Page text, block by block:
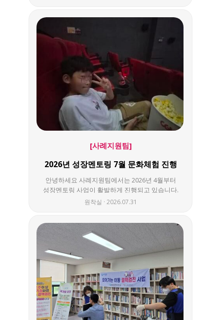
인재활협회가 지원하고 있습니다. 총 18명(9팀)이
성장멘토링 활동에 참여하고 있으며, 멘티-멘토별
로 건강관리, 학습지원이 다르게 진행됩니다. 7월
에 멘티들은 어떤 활동에 참여하고 있을까요? 함
께 보시죠!! gogo 다양한 장소에서 멘티에게 맞는
활동을 하며 7월에도 행복하게 활동하였습니다.
멘티들의 건강한 성장을 위해 함께 노력해주시는
멘토 선생님들께 항상 감사드리며 담당자는 멘토
링 활동이 원활하게 진행되도록 최선을 다하겠습
멘토링 사업이 궁금하신 분들은 언제든지 사례지
원팀(043-883-2900)으로 문의해주세요
[사례지원팀]
2026년 성장멘토링 7월 문화체험 진행
안녕하세요 사례지원팀에서는 2026년 4월부터
성장멘토링 사업이 활발하게 진행되고 있습니다.
성장멘토링 사업은 우체국공익재단, 우정사업본
월에는 유독 애니메이션 영화가 많이 개봉했죠?
미니언즈부터 모아나까지 아이들의 흥미를 이끄
는 영화가 많았습니다. 영화관에 방문한 한 멘티
는 영화를 보며 중간에 주인공이 노래를 부르고
여러 동물들이 나와 즐겁고 행복했다며, 특정 장
면을 보며 자신도 그곳에 간 생각이 난다며 영화
관람평을 하기도 하였습니다. 그럼 지금부터 멘
티-멘토가 함께한 즐거운 활동들을 함께 보시죠
자도 영화를 보고 싶다는 생각이 듭니다^^ 성장멘
원착실 2026.07.31